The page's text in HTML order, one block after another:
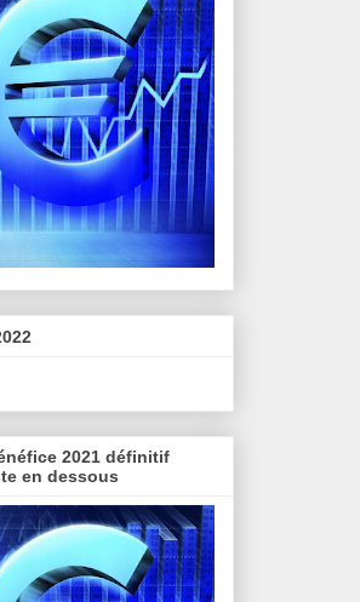
2021 définitif
en dessous